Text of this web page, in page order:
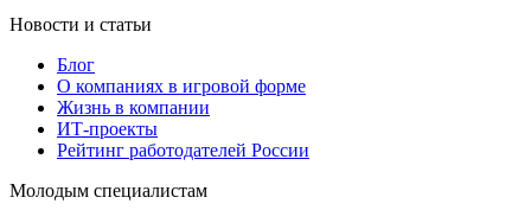
Новости и статьи
Блог
О компаниях в игровой форме
Жизнь в компании
ИТ-проекты
Рейтинг работодателей России
Молодым специалистам